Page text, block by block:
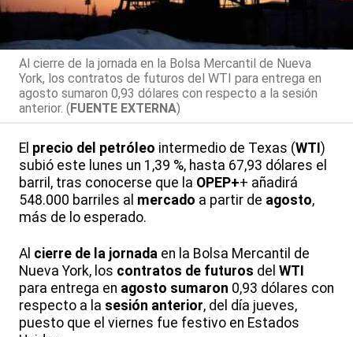
Al cierre de la jornada en la Bolsa Mercantil de Nueva
York, los contratos de futuros del WTI para entrega en
agosto sumaron 0,93 dólares con respecto a la sesión
anterior. (FUENTE EXTERNA)
El precio del petróleo intermedio de Texas (WTI )
subió este lunes un 1,39 %, hasta 67,93 dólares el
barril, tras conocerse que la OPEP++ añadirá
548.000 barriles al mercado a partir de agosto,
más de lo esperado.
Al cierre de la jornada en la Bolsa Mercantil de
Nueva York, los contratos de futuros del WTI
para entrega en agosto sumaron 0,93 dólares con
respecto a la sesión anterior, del día jueves,
puesto que el viernes fue festivo en Estados